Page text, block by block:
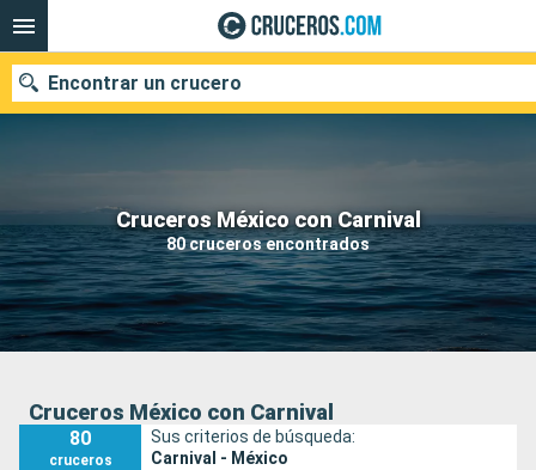
Cruceros México con Carnival
80 cruceros encontrados
Encontrar un crucero
Nuestros destinos
Fecha de salida
Puertos Compañías
Cruceros México con Carnival
80
cruceros
Sus criterios de búsqueda:
Carnival - México